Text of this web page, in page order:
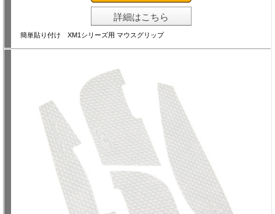
詳細はこちら
簡単貼り付け XM1シリーズ用 マウスグリップ